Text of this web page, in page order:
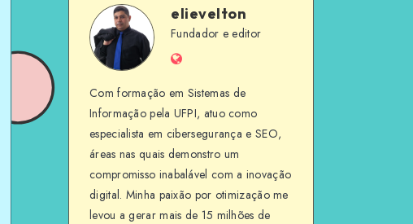
elievelton
elievelton
Fundador e editor
Website
Com formação em Sistemas de
Informação pela UFPI, atuo como
especialista em cibersegurança e SEO,
áreas nas quais demonstro um
compromisso inabalável com a inovação
digital. Minha paixão por otimização me
levou a gerar mais de 15 milhões de